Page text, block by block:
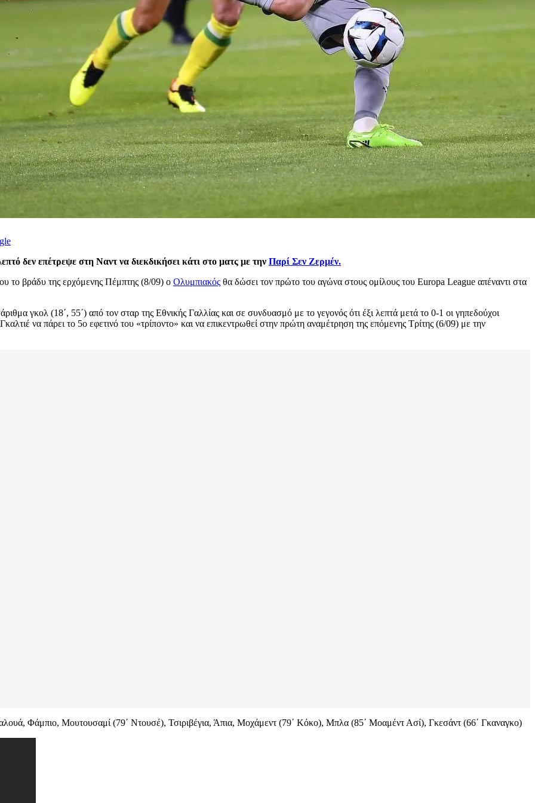
δεν επέτρεψε στη Ναντ να διεκδικήσει κάτι στο ματς με την Παρί Σεν Ζερμέν.
το βράδυ της ερχόμενης Πέμπτης (8/09) ο Ολυμπιακός θα δώσει τον πρώτο του αγώνα στους ομίλους του Europa League απέναντι στα
γκολ (18΄, 55΄) από τον σταρ της Εθνικής Γαλλίας και σε συνδυασμό με το γεγονός ότι έξι λεπτά μετά το 0-1 οι γηπεδούχοι
να πάρει το 5ο εφετινό του «τρίποντο» και να επικεντρωθεί στην πρώτη αναμέτρηση της επόμενης Τρίτης (6/09) με την
Φάμπιο, Μουτουσαμί (79΄ Ντουσέ), Τσιριβέγια, Άπια, Μοχάμεντ (79΄ Κόκο), Μπλα (85΄ Μοαμέντ Ασί), Γκεσάντ (66΄ Γκαναγκο)